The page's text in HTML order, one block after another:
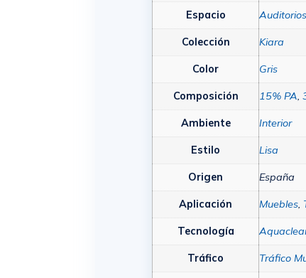
Espacio
Colección Kiara
Color Gris
Composición 15% PA,
Ambiente Interior
Estilo Lisa
Origen España
Aplicación Muebles,
Tecnología
Tráfico Tráfico